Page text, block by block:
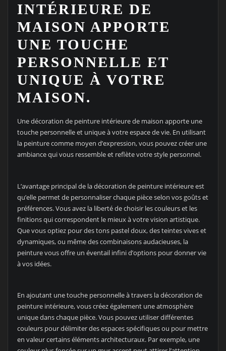
INTÉRIEURE DE
MAISON APPORTE
UNE TOUCHE
PERSONNELLE ET
UNIQUE À VOTRE
MAISON.
Une décoration de peinture intérieure de maison apporte une
touche personnelle et unique à votre espace de vie. En utilisant
la peinture comme moyen d’expression, vous pouvez créer une
ambiance qui vous ressemble et reflète votre style personnel.
L’avantage principal de la décoration de peinture intérieure est
qu’elle permet de personnaliser chaque pièce selon vos goûts et
préférences. Vous avez la liberté de choisir les couleurs et les
finitions qui correspondent le mieux à votre vision artistique.
Que vous optiez pour des tons pastel doux, des teintes vives et
dynamiques, ou même des combinaisons audacieuses, la
peinture vous offre un éventail infini d’options pour donner vie
à vos idées.
En ajoutant une touche personnelle à travers la décoration de
peinture intérieure, vous créez également une atmosphère
unique dans chaque pièce. Vous pouvez utiliser différentes
couleurs pour délimiter des espaces spécifiques ou pour mettre
en valeur certains éléments architecturaux. Par exemple, une